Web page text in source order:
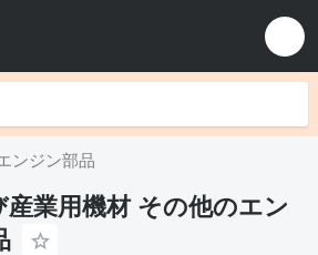
ンジン部品
業用機材 その他のエン